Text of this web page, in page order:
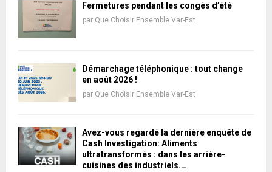
Fermetures pendant les congés d’été
par Que Choisir Ensemble Var-Est
Démarchage téléphonique : tout change
en août 2026 !
par Que Choisir Ensemble Var-Est
Avez-vous regardé la dernière enquête de
Cash Investigation: Aliments
ultratransformés : dans les arrière-
cuisines des industriels.…